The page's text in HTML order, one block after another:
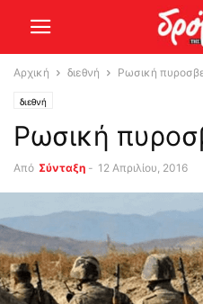
Αρχική διεθνή Ρωσική
διεθνή
Ρωσική
Από Σύνταξη - 12 Απριλίου, 2016